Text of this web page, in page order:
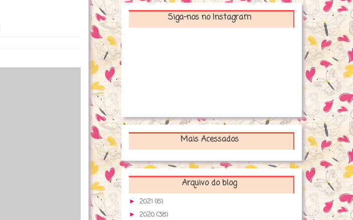
Siga-nos no Instagram
Mais Acessados
Arquivo do blog
► 2021 (6)
► 2020 (38)